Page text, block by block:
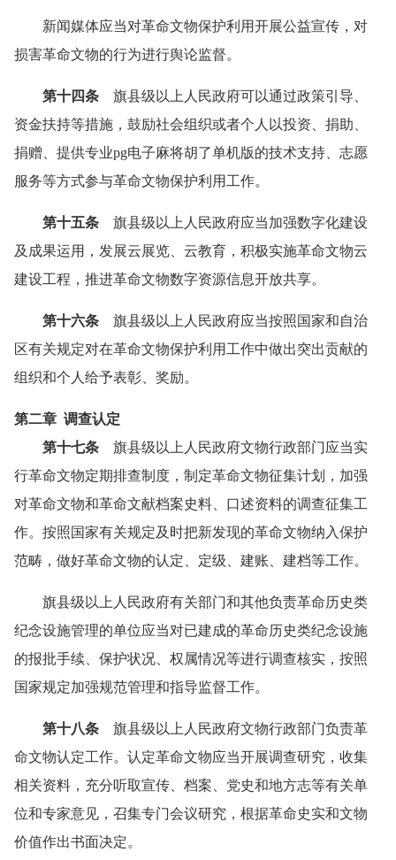
新闻媒体应当对革命文物保护利用开展公益宣传，对
损害革命文物的行为进行舆论监督。
第十四条 旗县级以上人民政府可以通过政策引导、
资金扶持等措施，鼓励社会组织或者个人以投资、捐助、
捐赠、提供专业pg电子麻将胡了单机版的技术支持、志愿
服务等方式参与革命文物保护利用工作。
第十五条 旗县级以上人民政府应当加强数字化建设
及成果运用，发展云展览、云教育，积极实施革命文物云
建设工程，推进革命文物数字资源信息开放共享。
第十六条 旗县级以上人民政府应当按照国家和自治
区有关规定对在革命文物保护利用工作中做出突出贡献的
组织和个人给予表彰、奖励。
第二章 调查认定
第十七条 旗县级以上人民政府文物行政部门应当实
行革命文物定期排查制度，制定革命文物征集计划，加强
对革命文物和革命文献档案史料、口述资料的调查征集工
作。按照国家有关规定及时把新发现的革命文物纳入保护
范畴，做好革命文物的认定、定级、建账、建档等工作。
旗县级以上人民政府有关部门和其他负责革命历史类
纪念设施管理的单位应当对已建成的革命历史类纪念设施
的报批手续、保护状况、权属情况等进行调查核实，按照
国家规定加强规范管理和指导监督工作。
第十八条 旗县级以上人民政府文物行政部门负责革
命文物认定工作。认定革命文物应当开展调查研究，收集
相关资料，充分听取宣传、档案、党史和地方志等有关单
位和专家意见，召集专门会议研究，根据革命史实和文物
价值作出书面决定。